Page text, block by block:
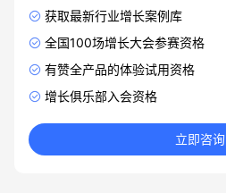
获取最新行业增长案例库
全国100场增长大会参赛资格
有赞全产品的体验试用资格
增长俱乐部入会资格
立即咨询